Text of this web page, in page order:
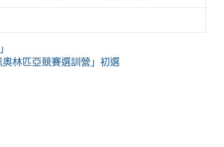
林匹亞競賽選訓營」初選